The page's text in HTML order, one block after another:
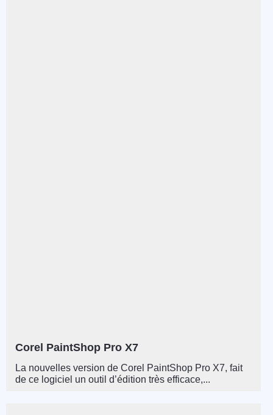
Corel PaintShop Pro X7
La nouvelles version de Corel PaintShop Pro X7, fait
de ce logiciel un outil d’édition très efficace,...